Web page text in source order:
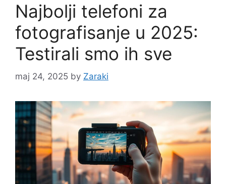
Najbolji telefoni za
fotografisanje u 2025:
Testirali smo ih sve
maj 24, 2025 by Zaraki